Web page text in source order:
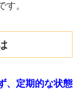
す。
、定期的な状態